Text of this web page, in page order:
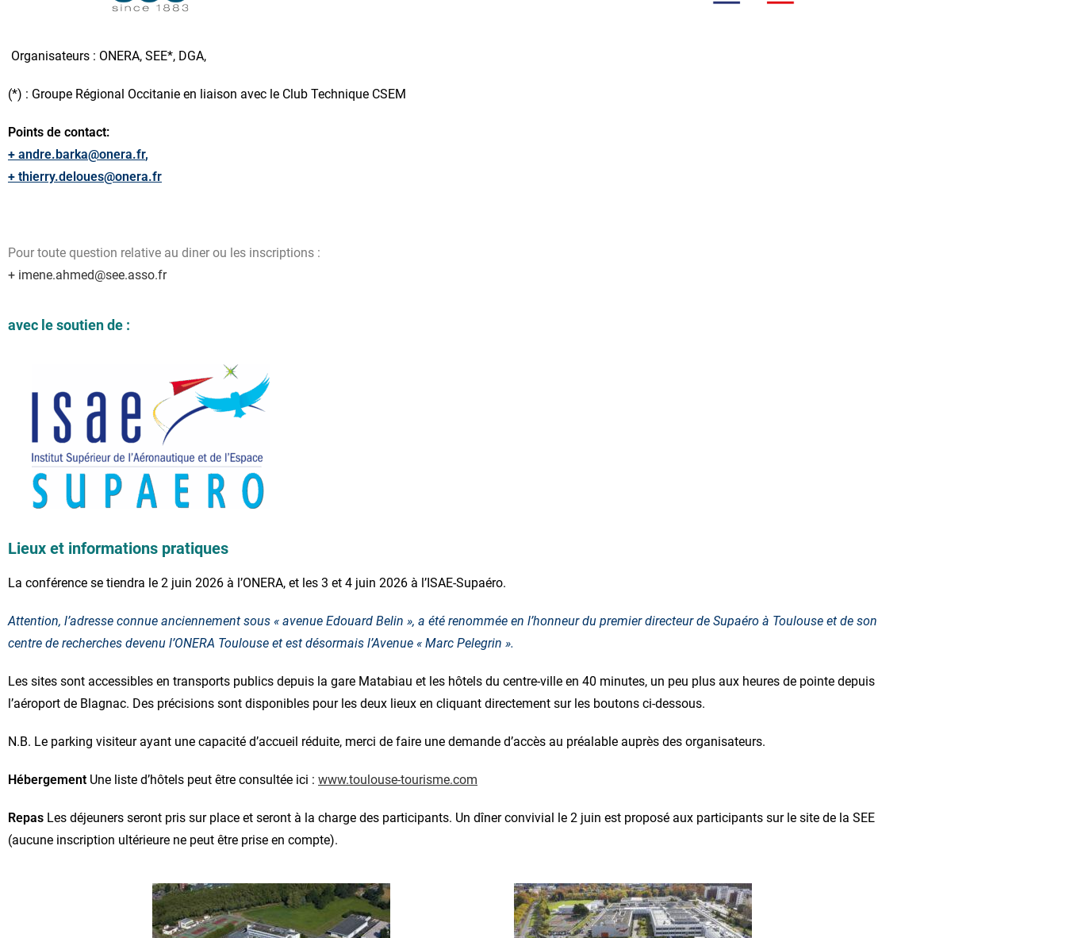
Organisateurs : ONERA, SEE*, DGA,
(*) : Groupe Régional Occitanie en liaison avec le Club Technique CSEM
Points de contact:
+ andre.barka@onera.fr,
+ thierry.deloues@onera.fr
Pour toute question relative au diner ou les inscriptions :
+ imene.ahmed@see.asso.fr
avec le soutien de :
Lieux et informations pratiques
La conférence se tiendra le 2 juin 2026 à l’ONERA, et les 3 et 4 juin 2026 à l’ISAE-Supaéro.
Attention, l’adresse connue anciennement sous « avenue Edouard Belin », a été renommée en l’honneur du premier directeur de Supaéro à Toulouse et de son
centre de recherches devenu l’ONERA Toulouse et est désormais l’Avenue « Marc Pelegrin ».
Les sites sont accessibles en transports publics depuis la gare Matabiau et les hôtels du centre-ville en 40 minutes, un peu plus aux heures de pointe depuis
l’aéroport de Blagnac. Des précisions sont disponibles pour les deux lieux en cliquant directement sur les boutons ci-dessous.
N.B. Le parking visiteur ayant une capacité d’accueil réduite, merci de faire une demande d’accès au préalable auprès des organisateurs.
Hébergement Une liste d’hôtels peut être consultée ici : www.toulouse-tourisme.com
Repas Les déjeuners seront pris sur place et seront à la charge des participants. Un dîner convivial le 2 juin est proposé aux participants sur le site de la SEE
(aucune inscription ultérieure ne peut être prise en compte).